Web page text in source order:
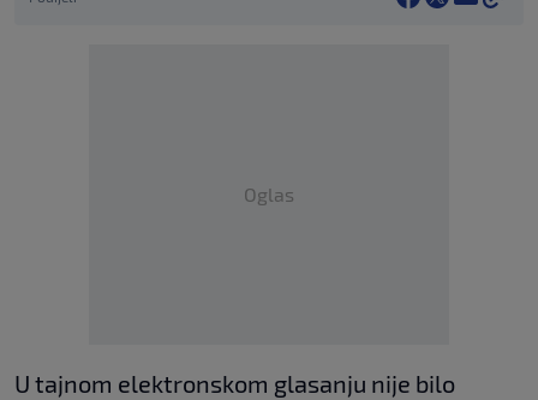
Oglas
U tajnom elektronskom glasanju nije bilo